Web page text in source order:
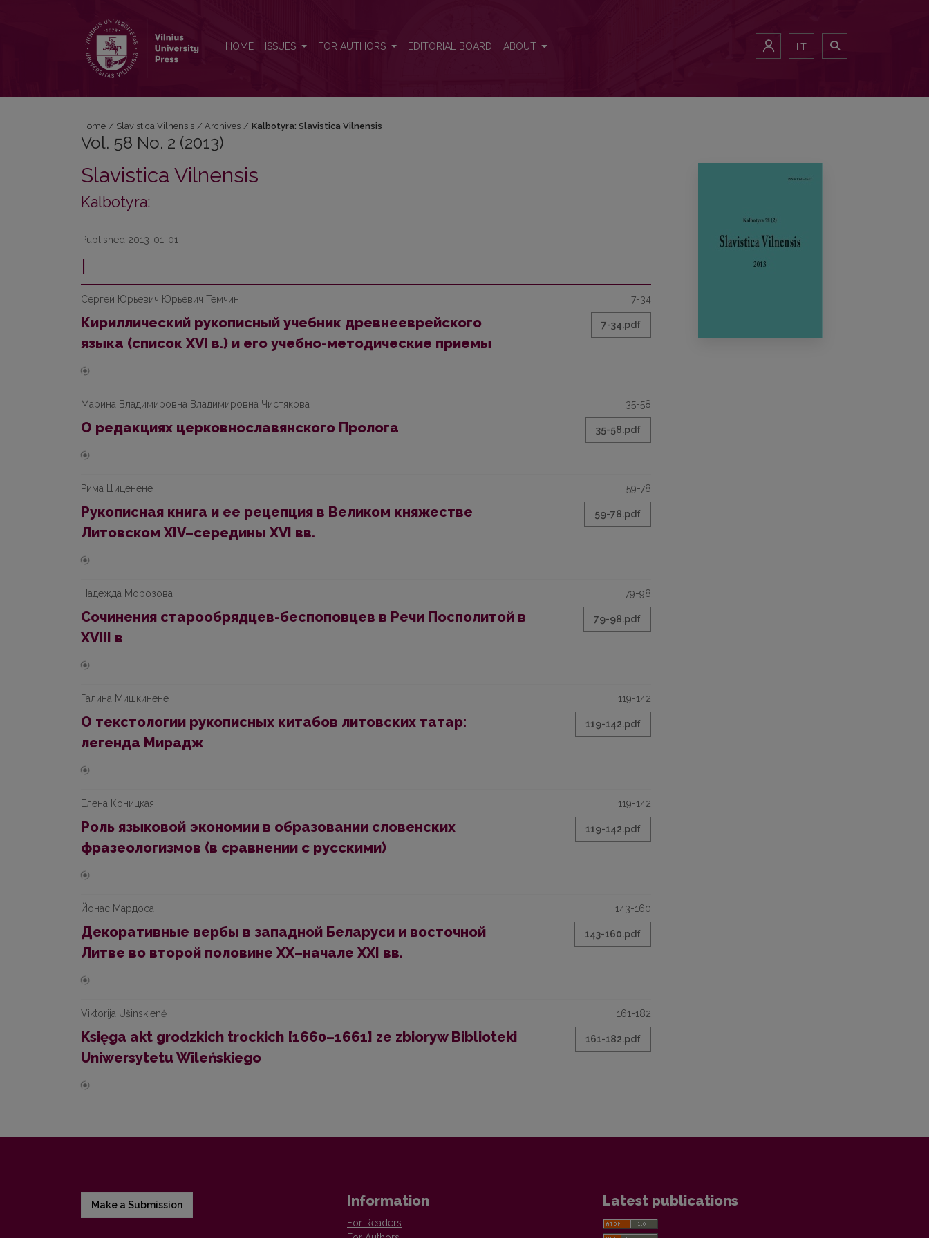
HOME ISSUES FOR AUTHORS EDITORIAL BOARD ABOUT LT
Home / Slavistica Vilnensis / Archives / Kalbotyra: Slavistica Vilnensis
Vol. 58 No. 2 (2013)
Slavistica Vilnensis
Kalbotyra:
Published 2013-01-01
I
Сергей Юрьевич Юрьевич Темчин
Кириллический рукописный учебник древнееврейского
языка (список XVI в.) и его учебно-методические приемы
7-34
7-34.pdf
Марина Владимировна Владимировна Чистякова
O редакциях церковнославянского Пролога
35-58
35-58.pdf
Рима Циценене
Pукописная книга и ее рецепция в Великом княжестве
Литовском XIV–середины XVI вв.
59-78
59-78.pdf
Надежда Морозова
Cочинения старообрядцев-беспоповцев в Речи Посполитой в
XVIII в
79-98
79-98.pdf
Галина Мишкинене
O текстологии рукописных китабов литовских татар:
легенда Мирадж
119-142
119-142.pdf
Елена Коницкая
Pоль языковой экономии в образовании словенских
фразеологизмов (в сравнении с русскими)
119-142
119-142.pdf
Йонас Мардоса
Декоративные вербы в западной Беларуси и восточной
Литве во второй половине ХХ–начале ХХI вв.
143-160
143-160.pdf
Viktorija Ušinskienė
Księga akt grodzkich trockich [1660–1661] ze zbiorуw Biblioteki
Uniwersytetu Wileńskiego
161-182
161-182.pdf
Make a Submission Information
For Readers
Latest publications